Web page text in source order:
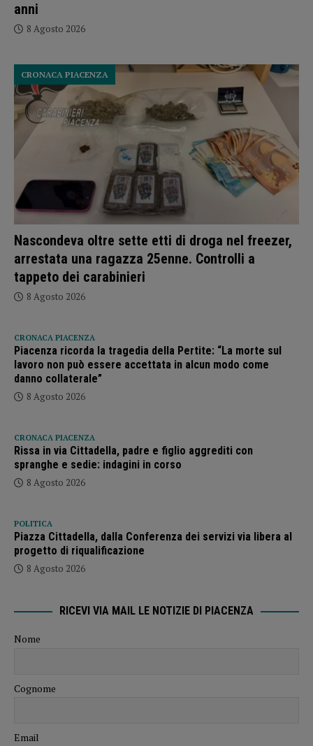
anni
8 Agosto 2026
Nascondeva oltre sette etti di droga nel freezer,
arrestata una ragazza 25enne. Controlli a
tappeto dei carabinieri
CRONACA PIACENZA
8 Agosto 2026
CRONACA PIACENZA
Piacenza ricorda la tragedia della Pertite: “La morte sul
lavoro non può essere accettata in alcun modo come
danno collaterale”
8 Agosto 2026
CRONACA PIACENZA
Rissa in via Cittadella, padre e figlio aggrediti con
spranghe e sedie: indagini in corso
8 Agosto 2026
POLITICA
Piazza Cittadella, dalla Conferenza dei servizi via libera al
progetto di riqualificazione
8 Agosto 2026
RICEVI VIA MAIL LE NOTIZIE DI PIACENZA
Nome
Cognome
Email